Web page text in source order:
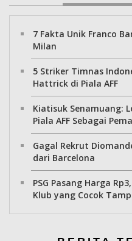
7 Fakta Unik Franco
Milan
5 Striker Timnas
Hattrick di Piala AFF
Kiatisuk Senamuang:
Piala AFF Sebagai
Gagal Rekrut
dari Barcelona
PSG Pasang Harga
Klub yang Cocok